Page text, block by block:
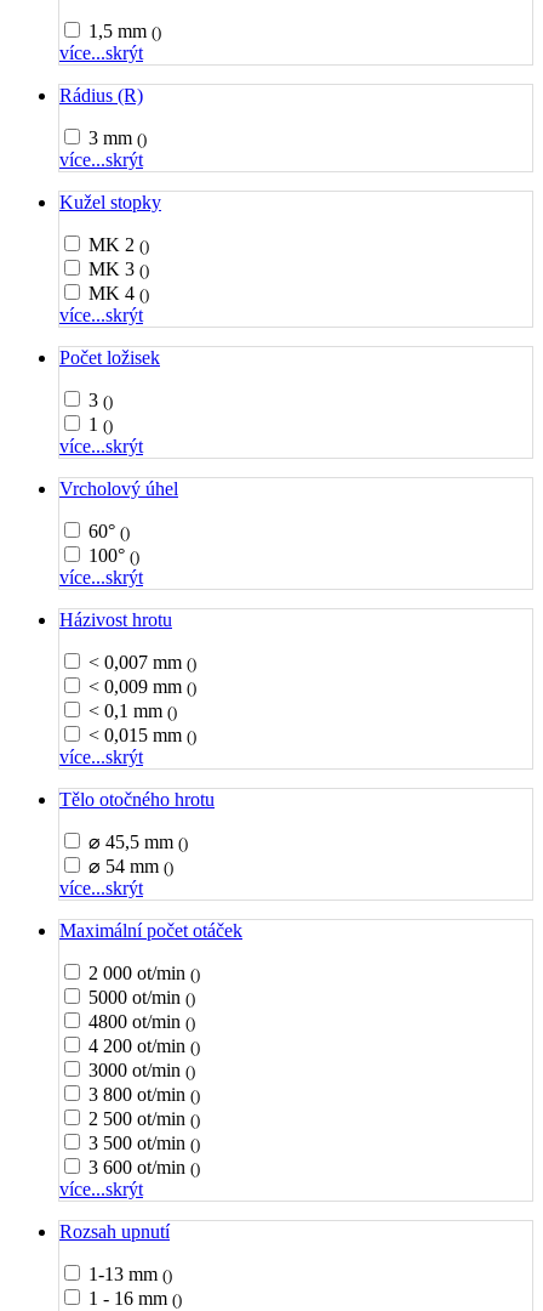
1,5 mm ()
více...skrýt
Rádius (R)
3 mm ()
více...skrýt
Kužel stopky
MK 2 ()
MK 3 ()
MK 4 ()
více...skrýt
Počet ložisek
3 ()
1 ()
více...skrýt
Vrcholový úhel
60° ()
100° ()
více...skrýt
Házivost hrotu
< 0,007 mm ()
< 0,009 mm ()
< 0,1 mm ()
< 0,015 mm ()
více...skrýt
Tělo otočného hrotu
⌀ 45,5 mm ()
⌀ 54 mm ()
více...skrýt
Maximální počet otáček
2 000 ot/min ()
5000 ot/min ()
4800 ot/min ()
4 200 ot/min ()
3000 ot/min ()
3 800 ot/min ()
2 500 ot/min ()
3 500 ot/min ()
3 600 ot/min ()
více...skrýt
Rozsah upnutí
1-13 mm ()
1 - 16 mm ()